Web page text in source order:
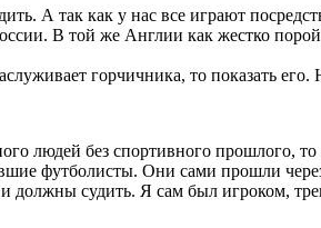
А так как у нас все играют
В той же Англии как жестко
горчичника, то показать
людей без спортивного прошлого,
футболисты. Они сами прошли
должны судить. Я сам был игроком,